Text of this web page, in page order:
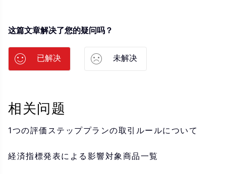
这篇文章解决了您的疑问吗？
已解决 未解决
相关问题
1つの評価ステッププランの取引ルールについて
経済指標発表による影響対象商品一覧